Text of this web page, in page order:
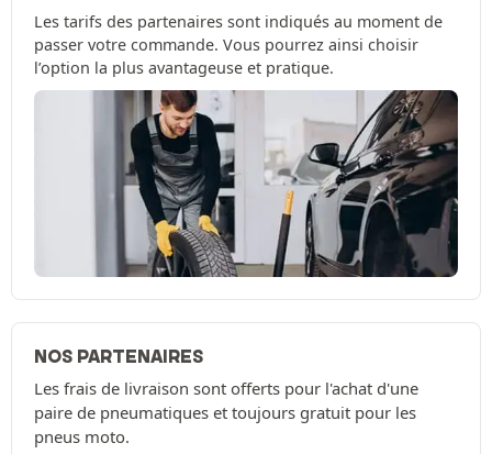
Les tarifs des partenaires sont indiqués au moment de
passer votre commande. Vous pourrez ainsi choisir
l’option la plus avantageuse et pratique.
NOS PARTENAIRES
Les frais de livraison sont offerts pour l'achat d'une
paire de pneumatiques et toujours gratuit pour les
pneus moto.